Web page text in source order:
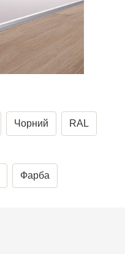
Чорний RAL
Фарба